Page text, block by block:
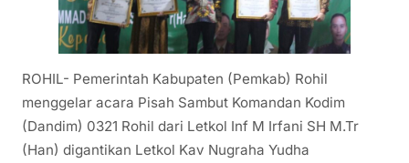
ROHIL- Pemerintah Kabupaten (Pemkab) Rohil
menggelar acara Pisah Sambut Komandan Kodim
(Dandim) 0321 Rohil dari Letkol Inf M Irfani SH M.Tr
(Han) digantikan Letkol Kav Nugraha Yudha